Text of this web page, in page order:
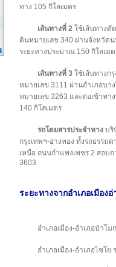
ทาง 105 กิโลเมตร
เส้นทางที่ 2 ใช้เส้นทางตั
ดินหมายเลข 340 ผ่านจังหวัด
ระยะทางประมาณ 150 กิโลเม
เส้นทางที่ 3 ใช้เส้นทางก
หมายเลข 3111 ผ่านอำเภอบา
หมายเลข 3263 และต่อเข้าทา
140 กิโลเมตร
รถโดยสารประจำทาง บริ
กรุงเทพฯ-อ่างทอง ทั้งรถธรร
เหนือ ถนนกำแพงเพชร 2 สอบ
3603
ระยะทางจากอำเภอเมืองอ่
อำเภอเมือง-อำเภอป่าโม
อำเภอเมือง-อำเภอไชโย